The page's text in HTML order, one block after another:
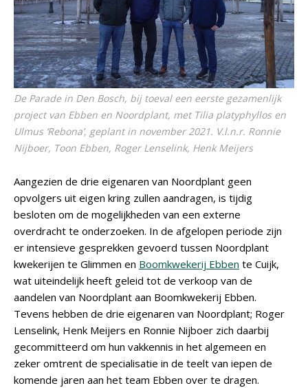
De Parade in Den Bosch, bij toeval een eerste gezamenlijk
project van Ebben en Noordplant, met Tilia platyphyllos en
Ulmus ‘Rebona’, geplant in november 2021. V.l.n.r. Ronnie
Nijboer, Toon Ebben, Roger Lenselink, Henk Meijers
Aangezien de drie eigenaren van Noordplant geen
opvolgers uit eigen kring zullen aandragen, is tijdig
besloten om de mogelijkheden van een externe
overdracht te onderzoeken. In de afgelopen periode zijn
er intensieve gesprekken gevoerd tussen Noordplant
kwekerijen te Glimmen en Boomkwekerij Ebben te Cuijk,
wat uiteindelijk heeft geleid tot de verkoop van de
aandelen van Noordplant aan Boomkwekerij Ebben.
Tevens hebben de drie eigenaren van Noordplant; Roger
Lenselink, Henk Meijers en Ronnie Nijboer zich daarbij
gecommitteerd om hun vakkennis in het algemeen en
zeker omtrent de specialisatie in de teelt van iepen de
komende jaren aan het team Ebben over te dragen.